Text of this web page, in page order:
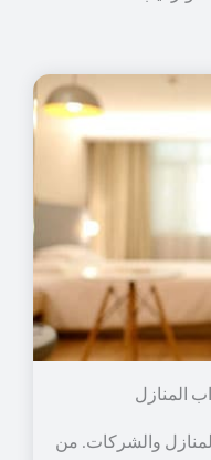
المنازل
والشركات. من